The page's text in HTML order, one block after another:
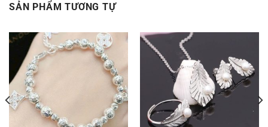
SẢN PHẨM TƯƠNG TỰ